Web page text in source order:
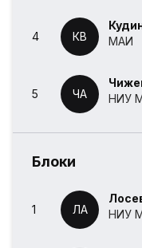
4 КВ
МАИ
5 ЧА
НИУ
Блоки
1 ЛА
НИУ